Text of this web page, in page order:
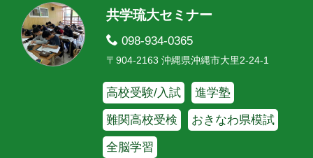
共学琉大セミナー
098-934-0365
〒904-2163 沖縄県沖縄市大里2-24-1
高校受験/入試 進学塾
難関高校受検 おきなわ県模試
全脳学習